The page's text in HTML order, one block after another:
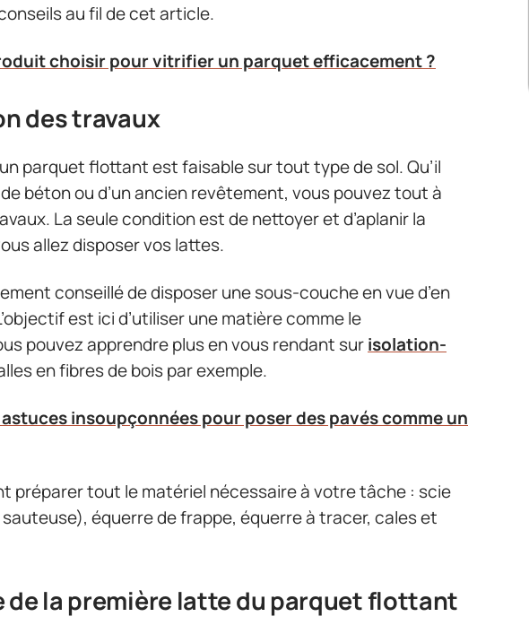
au fil de cet article.
choisir pour vitrifier un parquet efficacement ?
des travaux
parquet flottant est faisable sur tout type de sol. Qu’il
de béton ou d’un ancien revêtement, vous pouvez tout à
La seule condition est de nettoyer et d’aplanir la
allez disposer vos lattes.
conseillé de disposer une sous-couche en vue d’en
est ici d’utiliser une matière comme le
pouvez apprendre plus en vous rendant surisolation-
en fibres de bois par exemple.
astuces insoupçonnées pour poser des pavés comme un
préparer tout le matériel nécessaire à votre tâche : scie
équerre de frappe, équerre à tracer, cales et
de la première latte du parquet flottant